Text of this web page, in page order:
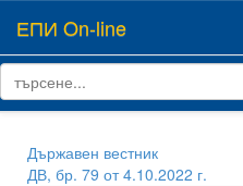
ЕПИ On-line
Държавен вестник
ДВ, бр. 79 от 4.10.2022 г.